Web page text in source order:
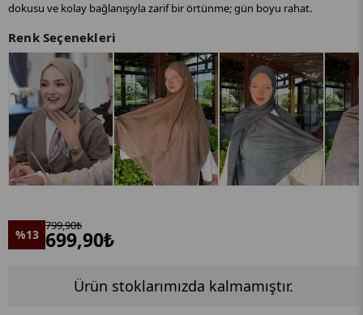
dokusu ve kolay bağlanışıyla zarif bir örtünme; gün boyu rahat.
Renk Seçenekleri
%13
799,90₺
699,90₺
Ürün stoklarımızda kalmamıştır.